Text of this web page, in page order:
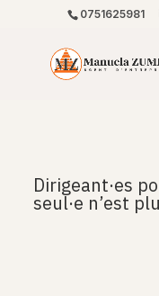
0751625981
Dirigeant·es
seul·e n’est